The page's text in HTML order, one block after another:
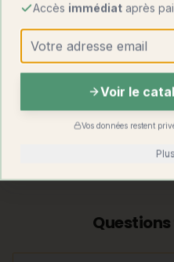
Isolation
naturelle
Image
écologique
Accès immédiat après
Voir le
Vos données restent